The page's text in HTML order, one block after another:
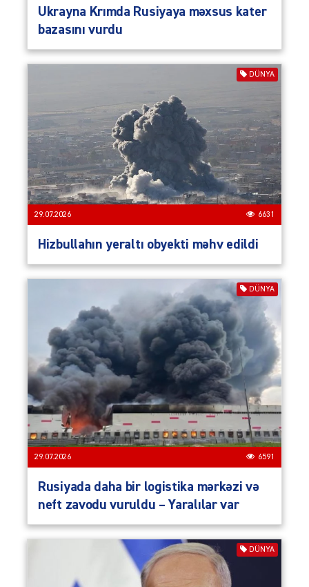
Ukrayna Krımda Rusiyaya məxsus kater
bazasını vurdu
DÜNYA
29.07.2026 6631
Hizbullahın yeraltı obyekti məhv edildi
DÜNYA
29.07.2026 6591
Rusiyada daha bir logistika mərkəzi və
neft zavodu vuruldu – Yaralılar var
DÜNYA